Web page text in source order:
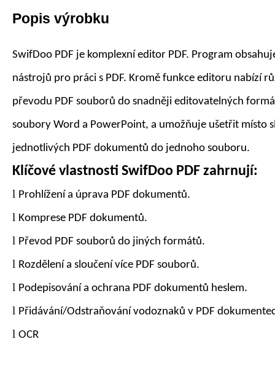
Popis výrobku
SwifDoo PDF je komplexní editor PDF. Program
nástrojů pro práci s PDF. Kromě funkce editoru nabízí
převodu PDF souborů do snadněji editovatelných
soubory Word a PowerPoint, a umožňuje ušetřit místo
jednotlivých PDF dokumentů do jednoho souboru.
Klíčové vlastnosti SwifDoo PDF zahrnují:
l Prohlížení a úprava PDF dokumentů.
l Komprese PDF dokumentů.
l Převod PDF souborů do jiných formátů.
l Rozdělení a sloučení více PDF souborů.
l Podepisování a ochrana PDF dokumentů heslem.
l Přidávání/Odstraňování vodoznaků v PDF
l OCR